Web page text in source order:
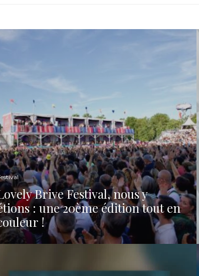
Brive Festival, nous y
: une 20ème édition tout en
!